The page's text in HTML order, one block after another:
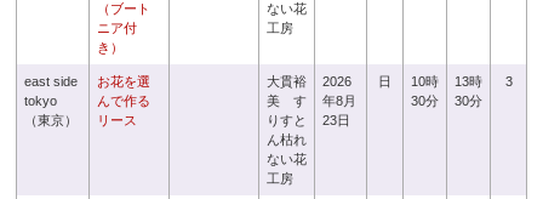
（ブート
ニア付
き）
ない花
工房
east side
tokyo
（東京）
お花を選
んで作る
リース
大貫裕
美 す
りすと
ん枯れ
ない花
工房
2026
年8月
23日
日
10時
30分
13時
30分
3